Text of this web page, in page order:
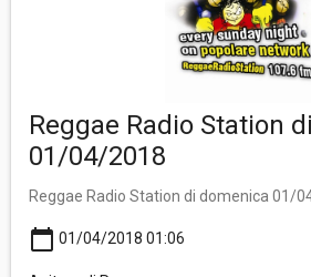
Reggae Radio Station
01/04/2018
Reggae Radio Station di domenica 01/
calendar_today 01/04/2018 01:06